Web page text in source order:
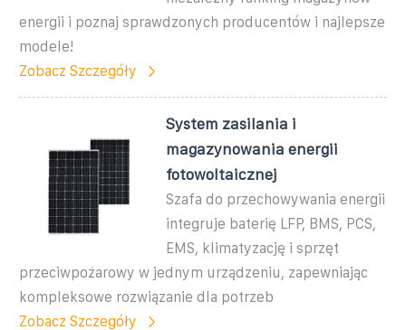
energii i poznaj sprawdzonych producentów i najlepsze
modele!
Zobacz Szczegóły
System zasilania i
magazynowania energii
fotowoltaicznej
Szafa do przechowywania energii
integruje baterię LFP, BMS, PCS,
EMS, klimatyzację i sprzęt
przeciwpożarowy w jednym urządzeniu, zapewniając
kompleksowe rozwiązanie dla potrzeb
Zobacz Szczegóły